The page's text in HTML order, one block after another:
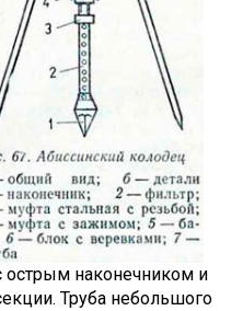
острым наконечником и
Труба небольшого